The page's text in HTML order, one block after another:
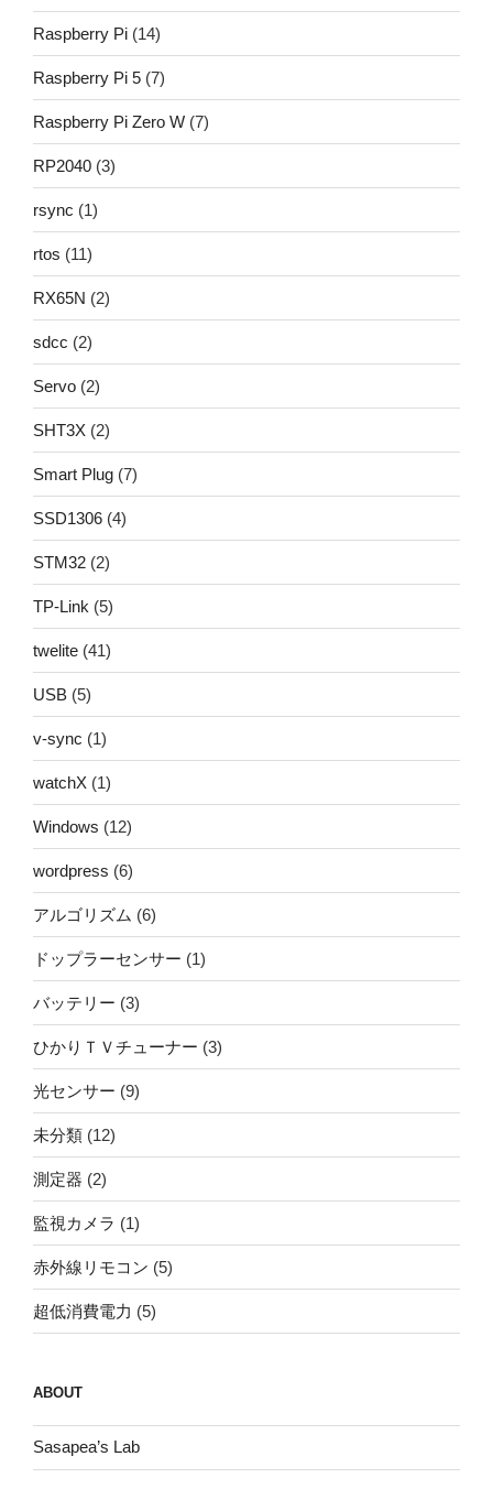
Raspberry Pi (14)
Raspberry Pi 5 (7)
Raspberry Pi Zero W (7)
RP2040 (3)
rsync (1)
rtos (11)
RX65N (2)
sdcc (2)
Servo (2)
SHT3X (2)
Smart Plug (7)
SSD1306 (4)
STM32 (2)
TP-Link (5)
twelite (41)
USB (5)
v-sync (1)
watchX (1)
Windows (12)
wordpress (6)
アルゴリズム (6)
ドップラーセンサー (1)
バッテリー (3)
ひかりＴＶチューナー (3)
光センサー (9)
未分類 (12)
測定器 (2)
監視カメラ (1)
赤外線リモコン (5)
超低消費電力 (5)
ABOUT
Sasapea’s Lab